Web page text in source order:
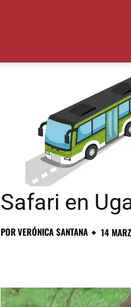
Safari en
PORVERÓNICA SANTANA 14